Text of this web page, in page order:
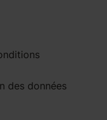
des données